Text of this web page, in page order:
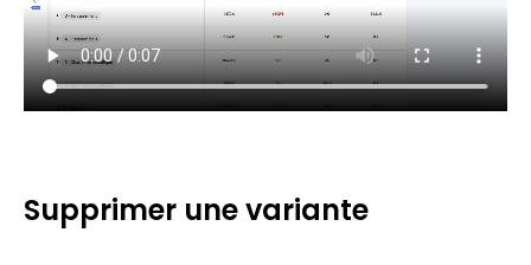
Supprimer une variante